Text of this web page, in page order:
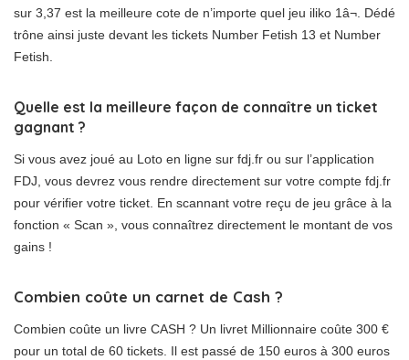
sur 3,37 est la meilleure cote de n’importe quel jeu iliko 1â¬. Dédé
trône ainsi juste devant les tickets Number Fetish 13 et Number
Fetish.
Quelle est la meilleure façon de connaître un ticket
gagnant ?
Si vous avez joué au Loto en ligne sur fdj.fr ou sur l’application
FDJ, vous devrez vous rendre directement sur votre compte fdj.fr
pour vérifier votre ticket. En scannant votre reçu de jeu grâce à la
fonction « Scan », vous connaîtrez directement le montant de vos
gains !
Combien coûte un carnet de Cash ?
Combien coûte un livre CASH ? Un livret Millionnaire coûte 300 €
pour un total de 60 tickets. Il est passé de 150 euros à 300 euros